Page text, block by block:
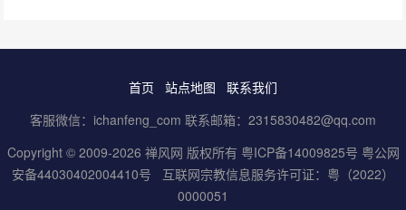
首页 站点地图
联系我们
客服微信：ichanfeng_com 联系邮箱：2315830482@qq.com
Copyright © 2009-2026 禅风网 版权所有 粤ICP备14009825号 粤公网
安备44030402004410号
互联网宗教信息服务许可证：粤（2022）
0000051